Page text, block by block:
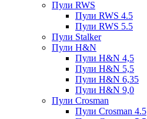
Пули RWS
Пули RWS 4.5
Пули RWS 5.5
Пули Stalker
Пули H&N
Пули H&N 4,5
Пули H&N 5,5
Пули H&N 6,35
Пули H&N 9,0
Пули Crosman
Пули Crosman 4.5